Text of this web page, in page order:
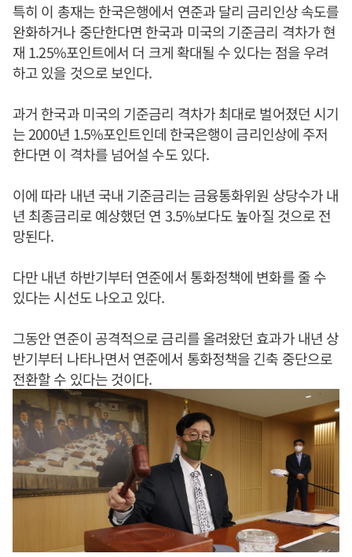
특히 이 총재는 한국은행에서 연준과 달리 금리인상 속도를
완화하거나 중단한다면 한국과 미국의 기준금리 격차가 현
재 1.25%포인트에서 더 크게 확대될 수 있다는 점을 우려
하고 있을 것으로 보인다.
과거 한국과 미국의 기준금리 격차가 최대로 벌어졌던 시기
는 2000년 1.5%포인트인데 한국은행이 금리인상에 주저
한다면 이 격차를 넘어설 수도 있다.
이에 따라 내년 국내 기준금리는 금융통화위원 상당수가 내
년 최종금리로 예상했던 연 3.5%보다도 높아질 것으로 전
망된다.
다만 내년 하반기부터 연준에서 통화정책에 변화를 줄 수
있다는 시선도 나오고 있다.
그동안 연준이 공격적으로 금리를 올려왔던 효과가 내년 상
반기부터 나타나면서 연준에서 통화정책을 긴축 중단으로
전환할 수 있다는 것이다.